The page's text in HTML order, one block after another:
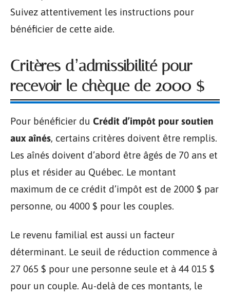
Suivez attentivement les instructions pour
bénéficier de cette aide.
Critères d’admissibilité pour
recevoir le chèque de 2000 $
Pour bénéficier du Crédit d’impôt pour soutien
aux aînés, certains critères doivent être remplis.
Les aînés doivent d’abord être âgés de 70 ans et
plus et résider au Québec. Le montant
maximum de ce crédit d’impôt est de 2000 $ par
personne, ou 4000 $ pour les couples.
Le revenu familial est aussi un facteur
déterminant. Le seuil de réduction commence à
27 065 $ pour une personne seule et à 44 015 $
pour un couple. Au-delà de ces montants, le